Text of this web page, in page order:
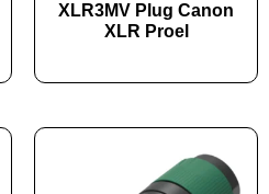
XLR3MV Plug Canon
XLR Proel